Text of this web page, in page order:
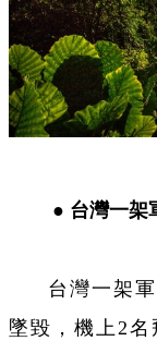
● 台灣一架
台灣一架
墜毀，機上2名